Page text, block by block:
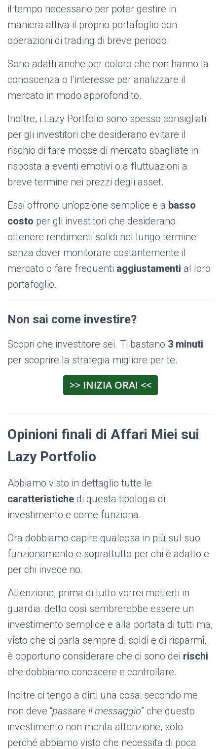
il tempo necessario per poter gestire in
maniera attiva il proprio portafoglio con
operazioni di trading di breve periodo.
Sono adatti anche per coloro che non hanno la
conoscenza o l’interesse per analizzare il
mercato in modo approfondito.
Inoltre, i Lazy Portfolio sono spesso consigliati
per gli investitori che desiderano evitare il
rischio di fare mosse di mercato sbagliate in
risposta a eventi emotivi o a fluttuazioni a
breve termine nei prezzi degli asset.
Essi offrono un’opzione semplice e a basso
costo per gli investitori che desiderano
ottenere rendimenti solidi nel lungo termine
senza dover monitorare costantemente il
mercato o fare frequenti aggiustamenti al loro
portafoglio.
Non sai come investire?
Scopri che investitore sei. Ti bastano 3 minuti
per scoprire la strategia migliore per te.
>> INIZIA ORA! <<
Opinioni finali di Affari Miei sui
Lazy Portfolio
Abbiamo visto in dettaglio tutte le
caratteristiche di questa tipologia di
investimento e come funziona.
Ora dobbiamo capire qualcosa in più sul suo
funzionamento e soprattutto per chi è adatto e
per chi invece no.
Attenzione, prima di tutto vorrei metterti in
guardia: detto così sembrerebbe essere un
investimento semplice e alla portata di tutti ma,
visto che si parla sempre di soldi e di risparmi,
è opportuno considerare che ci sono dei rischi
che dobbiamo conoscere e controllare.
Inoltre ci tengo a dirti una cosa: secondo me
non deve “passare il messaggio” che questo
investimento non merita attenzione, solo
perché abbiamo visto che necessita di poca